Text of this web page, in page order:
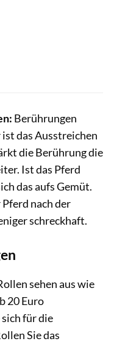
Berührungen
das Ausstreichen
die Berührung die
Ist das Pferd
das aufs Gemüt.
nach der
schreckhaft.
sehen aus wie
20 Euro
für die
Sie das